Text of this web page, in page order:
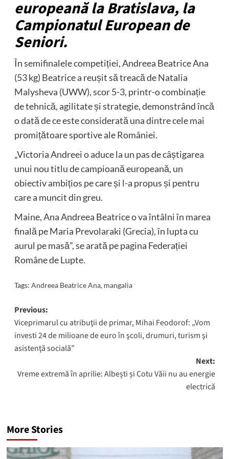
europeană la Bratislava, la
Campionatul European de
Seniori.
În semifinalele competiției, Andreea Beatrice Ana
(53 kg) Beatrice a reușit să treacă de Natalia
Malysheva (UWW), scor 5-3, printr-o combinație
de tehnică, agilitate și strategie, demonstrând încă
o dată de ce este considerată una dintre cele mai
promițătoare sportive ale României.
„Victoria Andreei o aduce la un pas de câștigarea
unui nou titlu de campioană europeană, un
obiectiv ambițios pe care și l-a propus și pentru
care a muncit din greu.
Maine, Ana Andreea Beatrice o va întâlni în marea
finală pe Maria Prevolaraki (Grecia), în lupta cu
aurul pe masă”, se arată pe pagina Federației
Române de Lupte.
Tags: Andreea Beatrice Ana, mangalia
Post
navigation
Previous:
Viceprimarul cu atribuţii de primar, Mihai Feodorof: „Vom
investi 24 de milioane de euro în şcoli, drumuri, turism şi
asistenţă socială”
Next:
Vreme extremă în aprilie: Albești și Cotu Văii nu au energie
electrică
More Stories